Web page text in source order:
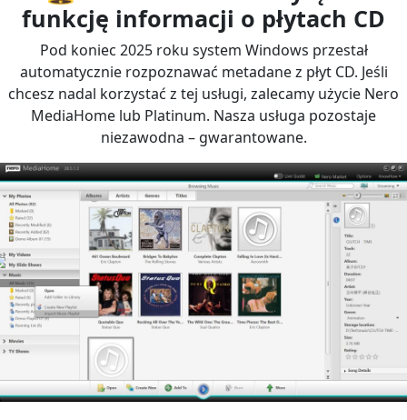
funkcję informacji o płytach CD
Pod koniec 2025 roku system Windows przestał
automatycznie rozpoznawać metadane z płyt CD. Jeśli
chcesz nadal korzystać z tej usługi, zalecamy użycie Nero
MediaHome lub Platinum. Nasza usługa pozostaje
niezawodna – gwarantowane.